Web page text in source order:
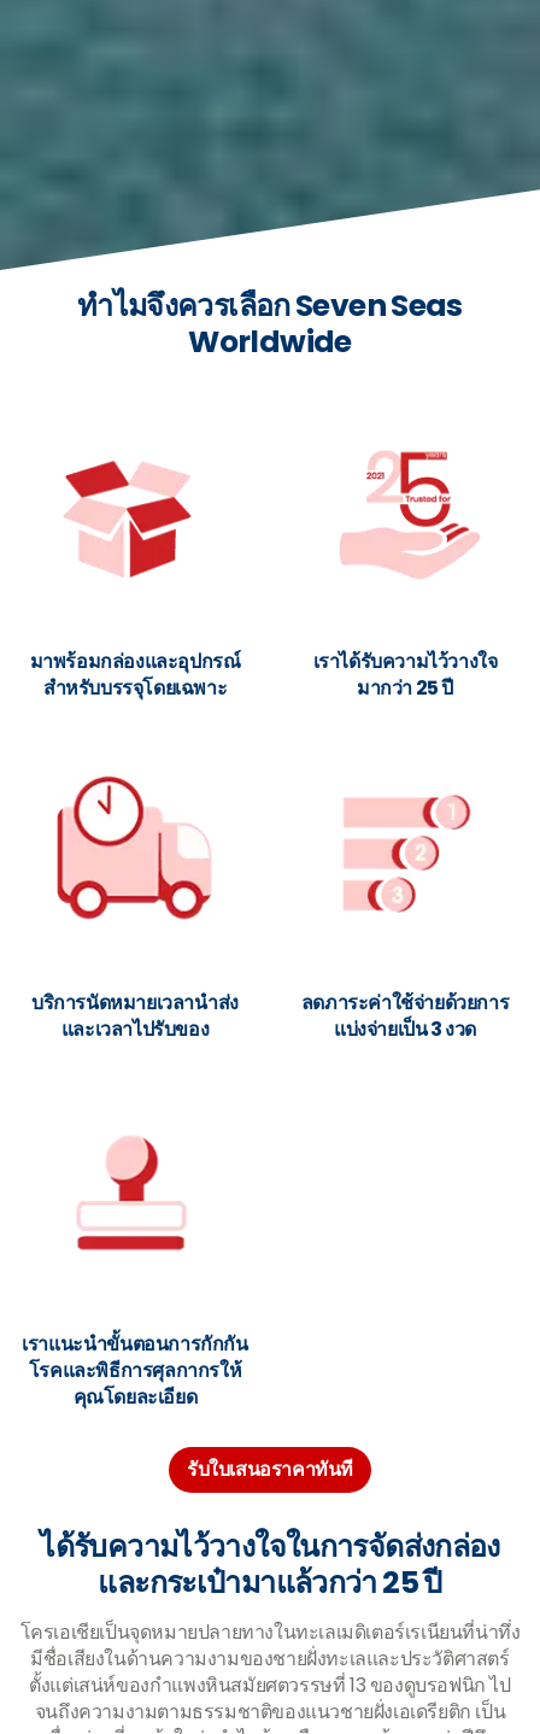
ทำไมจึงควรเลือก Seven Seas
Worldwide
มาพร้อมกล่องและอุปกรณ์
สำหรับบรรจุโดยเฉพาะ
เราได้รับความไว้วางใจ
มากว่า 25 ปี
บริการนัดหมายเวลานำส่ง
และเวลาไปรับของ
ลดภาระค่าใช้จ่ายด้วยการ
แบ่งจ่ายเป็น 3 งวด
เราแนะนำขั้นตอนการกักกัน
โรคและพิธีการศุลกากรให้
คุณโดยละเอียด
รับใบเสนอราคาทันที
ได้รับความไว้วางใจในการจัดส่งกล่อง
และกระเป๋ามาแล้วกว่า 25 ปี
โครเอเชียเป็นจุดหมายปลายทางในทะเลเมดิเตอร์เรเนียนที่น่าทึ่ง
มีชื่อเสียงในด้านความงามของชายฝั่งทะเลและประวัติศาสตร์
ตั้งแต่เสน่ห์ของกำแพงหินสมัยศตวรรษที่ 13 ของดูบรอฟนิก ไป
จนถึงความงามตามธรรมชาติของแนวชายฝั่งเอเดรียติก เป็น